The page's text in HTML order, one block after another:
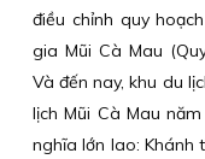
điều chỉnh quy
gia Mũi Cà Mau
Và đến nay, khu du
lịch Mũi Cà Mau
nghĩa lớn lao: Khánh